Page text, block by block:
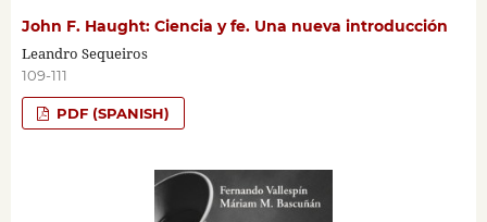
John F. Haught: Ciencia y fe. Una nueva introducción
Leandro Sequeiros
109-111
PDF (SPANISH)